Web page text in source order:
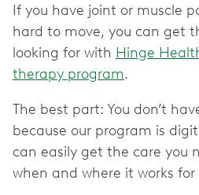
If you have joint or muscle
hard to move, you can get
looking for with Hinge
therapy program.
The best part: You don’t
because our program is
can easily get the care you
when and where it works for